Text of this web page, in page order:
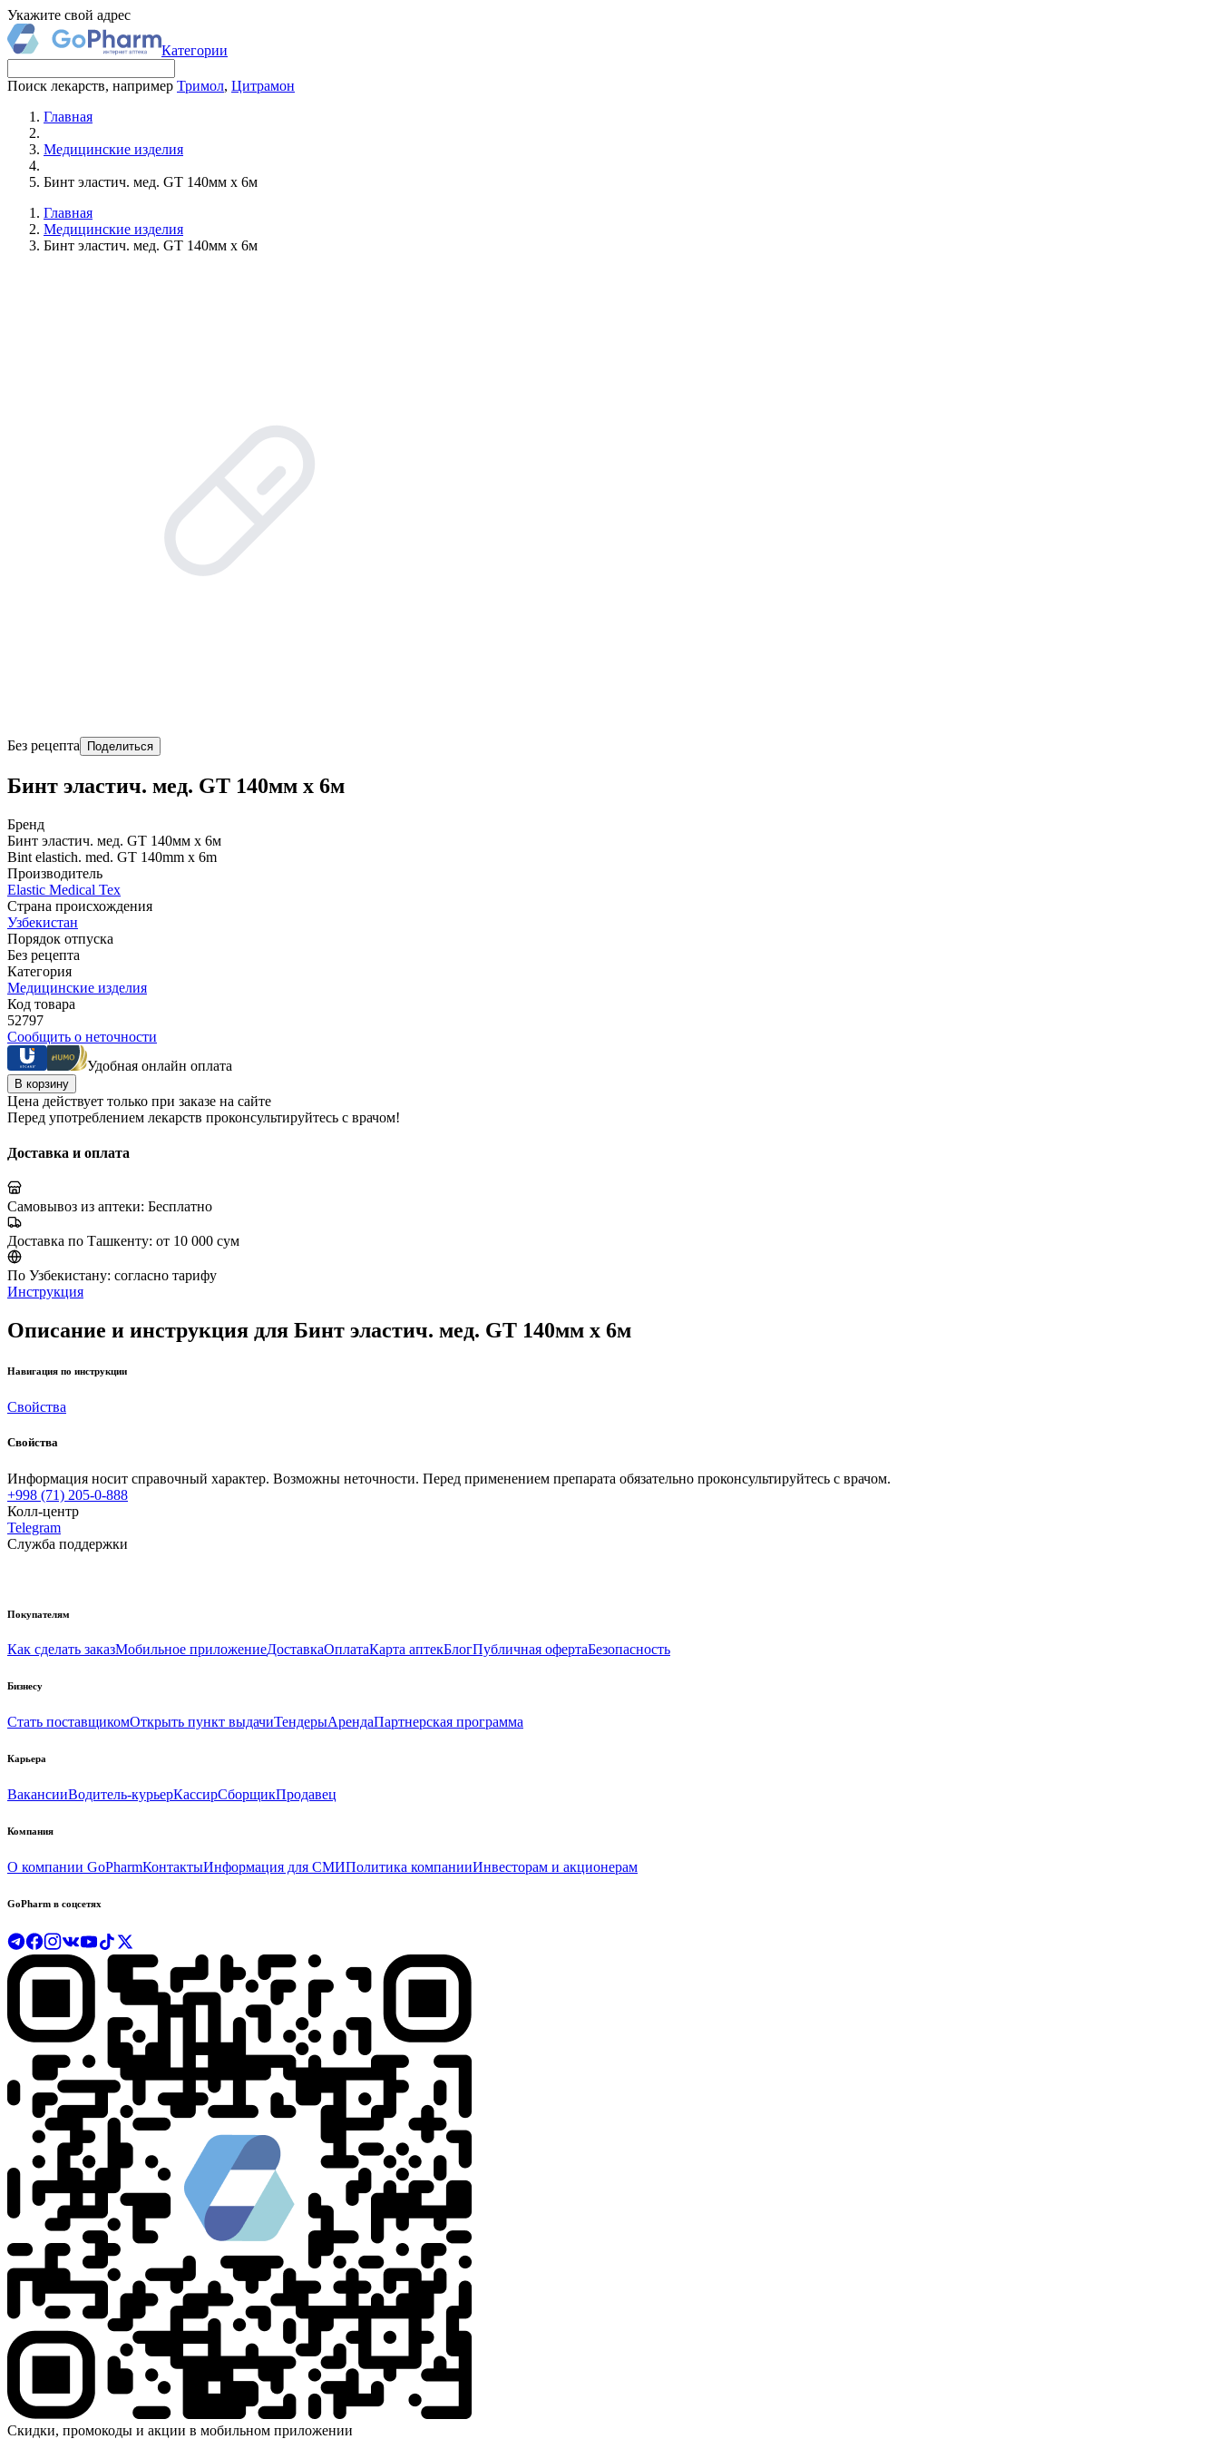
Укажите свой адрес
Категории
Поиск лекарств, например Тримол, Цитрамон
Главная
Медицинские изделия
Бинт эластич. мед. GT 140мм х 6м
Главная
Медицинские изделия
Бинт эластич. мед. GT 140мм х 6м
Без рецепта Поделиться
Бинт эластич. мед. GT 140мм х 6м
Бренд
Бинт эластич. мед. GT 140мм х 6м
Bint elastich. med. GT 140mm x 6m
Производитель
Elastic Medical Tex
Страна происхождения
Узбекистан
Порядок отпуска
Без рецепта
Категория
Медицинские изделия
Код товара
52797
Сообщить о неточности
Удобная онлайн оплата
В корзину
Цена действует только при заказе на сайте
Перед употреблением лекарств проконсультируйтесь с врачом!
Доставка и оплата
Самовывоз из аптеки: Бесплатно
Доставка по Ташкенту: от 10 000 сум
По Узбекистану: согласно тарифу
Инструкция
Описание и инструкция для Бинт эластич. мед. GT 140мм х 6м
Навигация по инструкции
Свойства
Свойства
Информация носит справочный характер. Возможны неточности. Перед применением препарата обязательно проконсультируйтесь с врачом.
+998 (71) 205-0-888
Колл-центр
Telegram
Служба поддержки
Покупателям
Как сделать заказМобильное приложениеДоставкаОплатаКарта аптекБлогПубличная офертаБезопасность
Бизнесу
Стать поставщикомОткрыть пункт выдачиТендерыАрендаПартнерская программа
Карьера
ВакансииВодитель-курьерКассирСборщикПродавец
Компания
О компании GoPharmКонтактыИнформация для СМИПолитика компанииИнвесторам и акционерам
GoPharm в соцсетях
Скидки, промокоды и акции в мобильном приложении